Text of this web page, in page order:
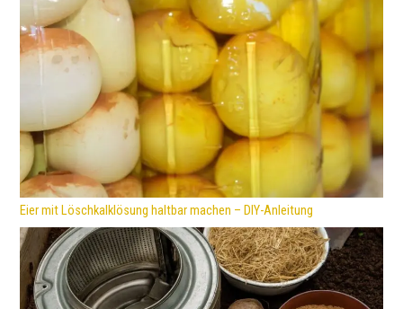
Eier mit Löschkalklösung haltbar machen – DIY-Anleitung